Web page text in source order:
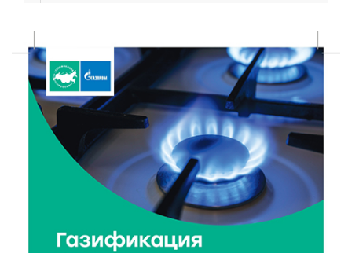
День рождения Светофора: в детском саду № 6
прошел необычный урок безопасности
6 Авг 2026 16:41 286
В Твери пройдёт дополнительный день приёма в
колледжи
186
Исследование: ежемесячная смена категорий
кешбэка создает волны спроса